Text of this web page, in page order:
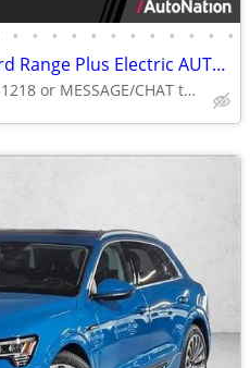
• • • • • • • • • • • •
2021 Tesla Model 3 Standard Range Plus Electric AUTONATION
Call (855) 927-1218 or MESSAGE/CHAT to confirm availability